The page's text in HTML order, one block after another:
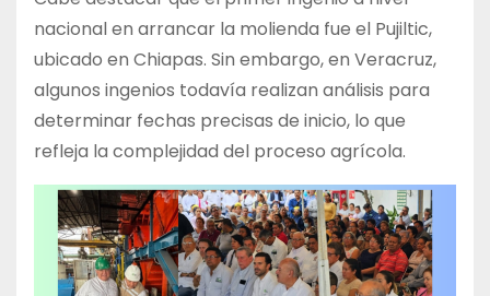
nacional en arrancar la molienda fue el Pujiltic,
ubicado en Chiapas. Sin embargo, en Veracruz,
algunos ingenios todavía realizan análisis para
determinar fechas precisas de inicio, lo que
refleja la complejidad del proceso agrícola.